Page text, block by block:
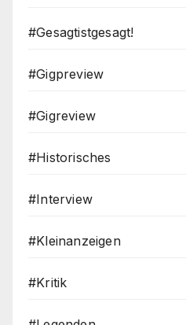
#Gesagtistgesagt!
#Gigpreview
#Gigreview
#Historisches
#Interview
#Kleinanzeigen
#Kritik